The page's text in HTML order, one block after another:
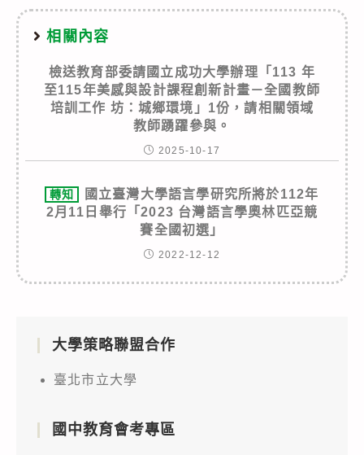
相關內容
檢送教育部委請國立成功大學辦理「113 年
至115年美感與設計課程創新計畫－全國教師
培訓工作 坊：城鄉環境」1份，請相關領域
教師踴躍參與。
2025-10-17
轉知
國立臺灣大學語言學研究所將於112年
2月11日舉行「2023 台灣語言學奧林匹亞競
賽全國初選」
2022-12-12
大學策略聯盟合作
臺北市立大學
國中教育會考專區